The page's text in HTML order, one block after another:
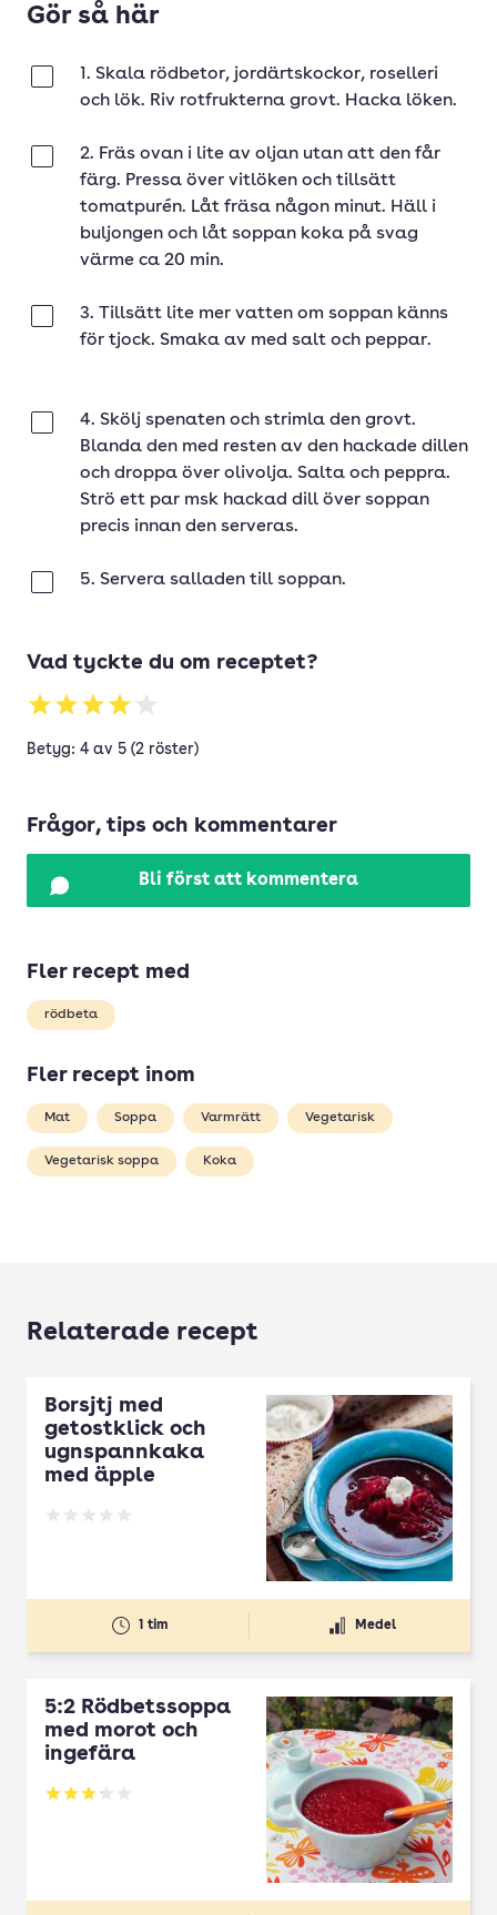
Gör så här
1. Skala rödbetor, jordärtskockor, roselleri
och lök. Riv rotfrukterna grovt. Hacka löken.
2. Fräs ovan i lite av oljan utan att den får
färg. Pressa över vitlöken och tillsätt
tomatpurén. Låt fräsa någon minut. Häll i
buljongen och låt soppan koka på svag
värme ca 20 min.
3. Tillsätt lite mer vatten om soppan känns
för tjock. Smaka av med salt och peppar.
4. Skölj spenaten och strimla den grovt.
Blanda den med resten av den hackade dillen
och droppa över olivolja. Salta och peppra.
Strö ett par msk hackad dill över soppan
precis innan den serveras.
5. Servera salladen till soppan.
Vad tyckte du om receptet?
Betyg: 4 av 5 (2 röster)
Frågor, tips och kommentarer
Bli först att kommentera
Fler recept med
rödbeta
Fler recept inom
Mat Soppa Varmrätt Vegetarisk
Vegetarisk soppa Koka
Relaterade recept
Borsjtj med
getostklick och
ugnspannkaka
med äpple
Betyg: 0 av 5
1 tim Medel
5:2 Rödbetssoppa
med morot och
ingefära
Betyg: 3.22 av 5